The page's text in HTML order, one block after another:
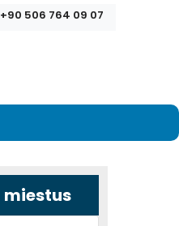
+90 506 764 09 07